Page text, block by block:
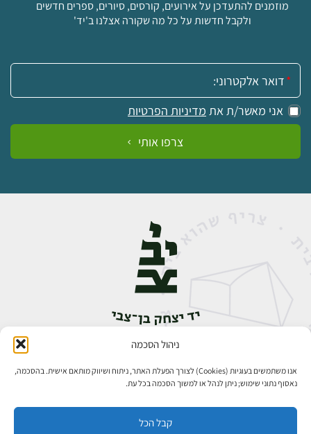
ניהול הסכמה
אנו משתמשים בעוגיות (Cookies) לצורך הפעלת האתר, ניתוח ושיווק מותאם אישית. בהסכמה,
נאסוף נתוני שימוש; ניתן לנהל או למשוך הסכמה בכל עת.
קבל הכל
מוזמנים להתעדכן על אירועים, קורסים, סיורים, ספרים חדשים
ולקבל חדשות על כל מה שקורה אצלנו ב'יד'
אימייל:
אני מאשר/ת את מדיניות הפרטיות
צרפו אותי
אבן גבירול 14, רחביה, ירושלים